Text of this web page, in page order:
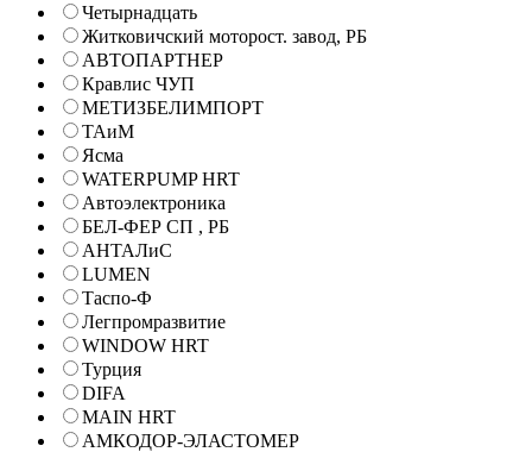
Четырнадцать
Житковичский моторост. завод, РБ
АВТОПАРТНЕР
Кравлис ЧУП
МЕТИЗБЕЛИМПОРТ
ТАиМ
Ясма
WATERPUMP HRT
Автоэлектроника
БЕЛ-ФЕР СП , РБ
АНТАЛиС
LUMEN
Таспо-Ф
Легпромразвитие
WINDOW HRT
Турция
DIFA
MAIN HRT
АМКОДОР-ЭЛАСТОМЕР